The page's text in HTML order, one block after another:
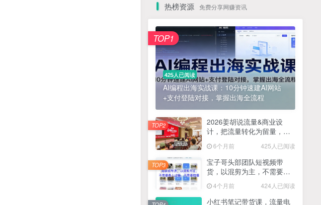
1 ? 零加盟费｜红颜搭全国城市代理商招募正式启动！
2 淘宝天猫盈利突破特训营25年12月线下课，系统性的深度剖析电商企业经营之道，打造电商标准化运营体系
3 抓亚马逊漏洞，免去店铺月租，一个流量大竞争小，让你有机会成大卖的赛道
2025最新零撸项目，一部手机就可以操作，20秒一单，零投入纯薅羊毛，无门槛，一天200+【揭秘】
5 线上陪伴项目玩法，聊聊天就有收益的项目，一个月收益5000+
6 全网首发！答案之书网页版，全新玩法，搭配文档和网页，日入1k+零门槛小白首选副业
7 25年7月小红书女粉新玩法，公域转私域变现，日轻松变现2张+，5分钟简单复制好上手
8 情趣内衣暴利玩法，冷门赛道，日入1k+
9 在家就能做的项目，一天轻松300+，操作简单上手快
热榜资源 免费分享网赚资讯
425人已阅读
AI编程出海实战课：10分钟速建AI网站
+支付登陆对接，掌握出海全流程
TOP1
2026姜胡说流量&商业设
计，把流量转化为留量，设
6个月前 425人已阅读
TOP2
宝子哥头部团队短视频带
货，以混剪为主，不需要真
26年3月】
4个月前 424人已阅读
TOP3
小红书笔记带货课，流量电